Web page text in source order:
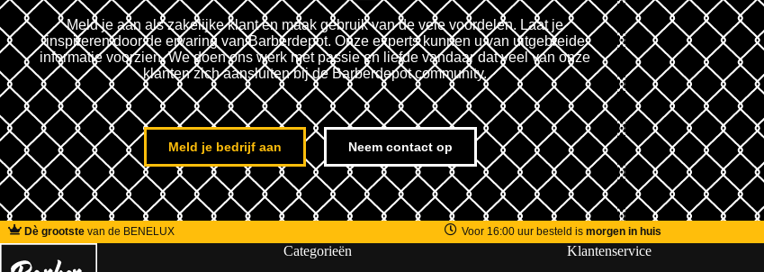
Meld je aan als zakelijke klant en maak gebruik van de vele voordelen. Laat je
inspireren door de ervaring van Barberdepot. Onze experts kunnen u van uitgebreide
informatie voorzien. We doen ons werk met passie en liefde vandaar dat veel van onze
klanten zich aansluiten bij de Barberdepot community.
Meld je bedrijf aan Neem contact op
Dè grootste van de BENELUX Voor 16:00 uur besteld ismorgen in huis
Categorieën Klantenservice